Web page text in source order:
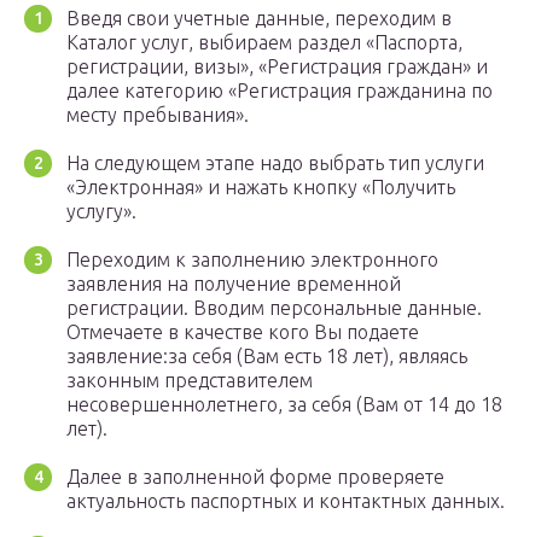
Введя свои учетные данные, переходим в
Каталог услуг, выбираем раздел «Паспорта,
регистрации, визы», «Регистрация граждан» и
далее категорию «Регистрация гражданина по
месту пребывания».
На следующем этапе надо выбрать тип услуги
«Электронная» и нажать кнопку «Получить
услугу».
Переходим к заполнению электронного
заявления на получение временной
регистрации. Вводим персональные данные.
Отмечаете в качестве кого Вы подаете
заявление:за себя (Вам есть 18 лет), являясь
законным представителем
несовершеннолетнего, за себя (Вам от 14 до 18
лет).
Далее в заполненной форме проверяете
актуальность паспортных и контактных данных.